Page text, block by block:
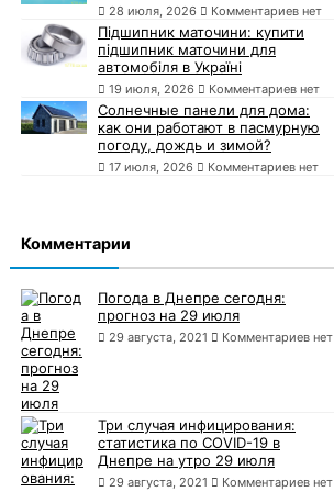
28 июля, 2026 Комментариев нет
Підшипник маточини: купити
підшипник маточини для
автомобіля в Україні
19 июля, 2026 Комментариев нет
Солнечные панели для дома:
как они работают в пасмурную
погоду, дождь и зимой?
17 июля, 2026 Комментариев нет
Комментарии
Погода в Днепре сегодня:
прогноз на 29 июля
29 августа, 2021 Комментариев нет
Три случая инфицирования:
статистика по COVID-19 в
Днепре на утро 29 июля
29 августа, 2021 Комментариев нет